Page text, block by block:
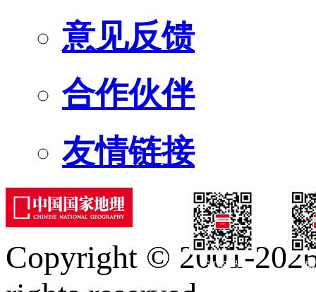
意见反馈
合作伙伴
友情链接
订阅号
Copyright © 2001-